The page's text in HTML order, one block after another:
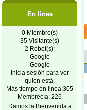
En linea
0 Miembro(s)
35 Visitante(s)
2 Robot(s):
Google
Google
Inicia sesión para ver
quien está.
Más tiempo en linea:305
Membrecía: 226
Damos la Bienvenida a